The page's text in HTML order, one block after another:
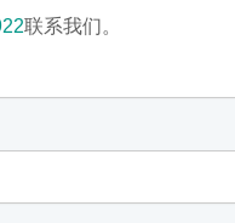
联系我们。